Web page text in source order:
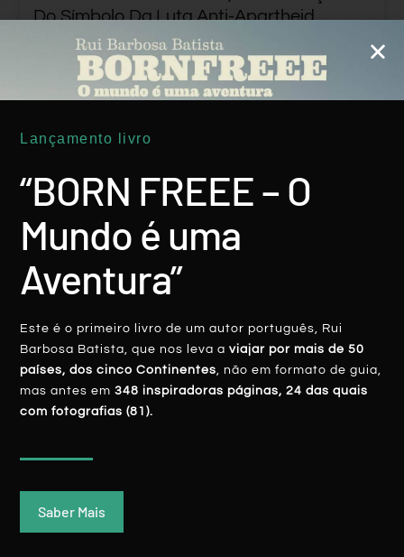
Do Símbolo Da Luta Anti-Apartheid
Rui Batista 14 Fevereiro, 2020
Table Mountain, A Imponente ‘marca’ Da
Lançamento livro
“BORN FREEE – O
Mundo é uma
Aventura”
Este é o primeiro livro de um autor português, Rui
Barbosa Batista, que nos leva aviajar por mais de 50
países, dos cinco Continentes, não em formato de guia,
mas antes em348 inspiradoras páginas, 24 das quais
com fotografias (81).
Saber Mais